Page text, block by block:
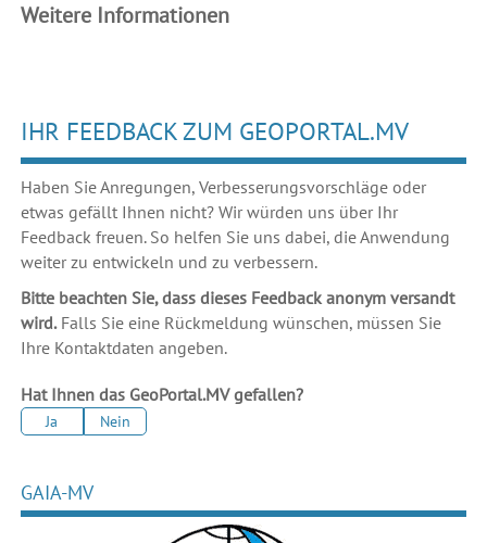
Weitere Informationen
IHR FEEDBACK ZUM GEOPORTAL.MV
Haben Sie Anregungen, Verbesserungsvorschläge oder
etwas gefällt Ihnen nicht? Wir würden uns über Ihr
Feedback freuen. So helfen Sie uns dabei, die Anwendung
weiter zu entwickeln und zu verbessern.
Bitte beachten Sie, dass dieses Feedback anonym versandt
wird.Falls Sie eine Rückmeldung wünschen, müssen Sie
Ihre Kontaktdaten angeben.
Hat Ihnen das GeoPortal.MV gefallen?
Ja Nein
GAIA-MV